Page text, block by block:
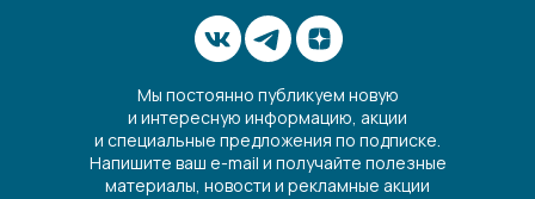
Мы постоянно публикуем новую
и интересную информацию, акции
и специальные предложения по подписке.
Напишите ваш e-mail и получайте полезные
материалы, новости и рекламные акции